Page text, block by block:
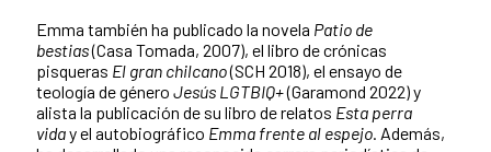
Emma también ha publicado la novela Patio de
bestias(Casa Tomada, 2007), el libro de crónicas
pisqueras El gran chilcano(SCH 2018), el ensayo de
teología de género Jesús LGTBIQ+(Garamond 2022) y
alista la publicación de su libro de relatos Esta perra
viday el autobiográfico Emma frente al espejo . Además,